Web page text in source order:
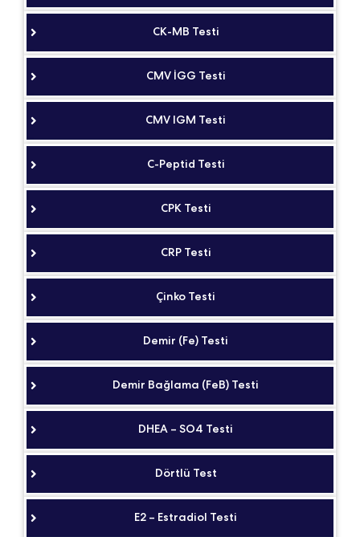
CK-MB Testi
CMV İGG Testi
CMV IGM Testi
C-Peptid Testi
CPK Testi
CRP Testi
Çinko Testi
Demir (Fe) Testi
Demir Bağlama (FeB) Testi
DHEA – SO4 Testi
Dörtlü Test
E2 – Estradiol Testi